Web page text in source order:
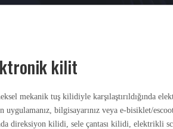
Kilit
Cihazı
Karşı Alarm Sistemi
Elektrikli Motosiklet
Diğer SSS Sergi
kilit
mekanik tuş kilidiyle karşılaştırıldığında
uygulamanız, bilgisayarınız veya e-bisiklet/
direksiyon kilidi, sele çantası kilidi, elektrikli